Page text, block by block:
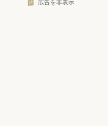
広告を非表示